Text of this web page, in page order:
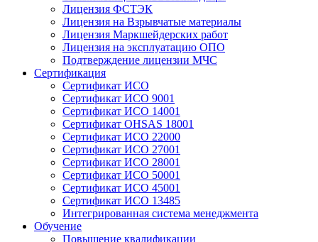
Лицензия ФСТЭК
Лицензия на Взрывчатые материалы
Лицензия Маркшейдерских работ
Лицензия на эксплуатацию ОПО
Подтверждение лицензии МЧС
Сертификация
Сертификат ИСО
Сертификат ИСО 9001
Сертификат ИСО 14001
Сертификат OHSAS 18001
Сертификат ИСО 22000
Сертификат ИСО 27001
Сертификат ИСО 28001
Сертификат ИСО 50001
Сертификат ИСО 45001
Сертификат ИСО 13485
Интегрированная система менеджмента
Обучение
Повышение квалификации